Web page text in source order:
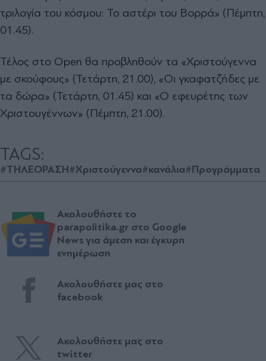
τριλογία του κόσμου: Το αστέρι του Βορρά» (Πέμπτη,
01.45).
Τέλος στο Open θα προβληθούν τα «Χριστούγεννα
με σκούφους» (Τετάρτη, 21.00), «Οι γκαφατζήδες με
τα δώρα» (Τετάρτη, 01.45) και «Ο εφευρέτης των
Χριστουγέννων» (Πέμπτη, 21.00).
TAGS:
#ΤΗΛΕΟΡΑΣΗ#Χριστούγεννα#κανάλια#Προγράμματα
Ακολουθήστε το
parapolitika.gr στο Google
News για άμεση και έγκυρη
ενημέρωση
Ακολουθήστε μας στο
facebook
Ακολουθήστε μας στο
twitter